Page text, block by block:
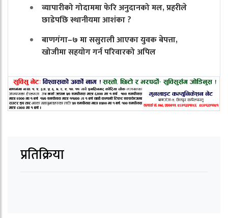
व्यापारीको गोदाममा फेरि अनुदानको मल, प्रहरीले
छाडेपछि स्थानीयमा आशंका ?
बाणगंगा–७ मा ससुराली आएका युवक बेपत्ता,
खोजीमा सहयोग गर्न परिवारको अपिल
प्रतिक्रिया